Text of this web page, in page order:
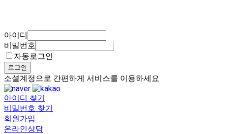
아이디
비밀번호
자동로그인
로그인
소셜계정으로 간편하게 서비스를 이용하세요
아이디 찾기
비밀번호 찾기
회원가입
온라인상담